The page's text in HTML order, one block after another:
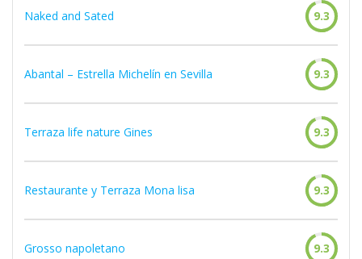
Naked and Sated 9.3
Abantal – Estrella Michelín en Sevilla 9.3
Terraza life nature Gines 9.3
Restaurante y Terraza Mona lisa 9.3
Grosso napoletano 9.3